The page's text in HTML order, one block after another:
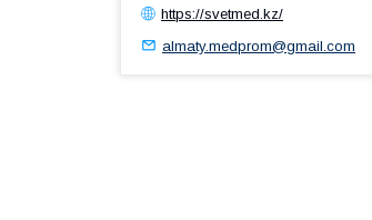
https://svetmed.kz/
almaty.medprom@gmail.com